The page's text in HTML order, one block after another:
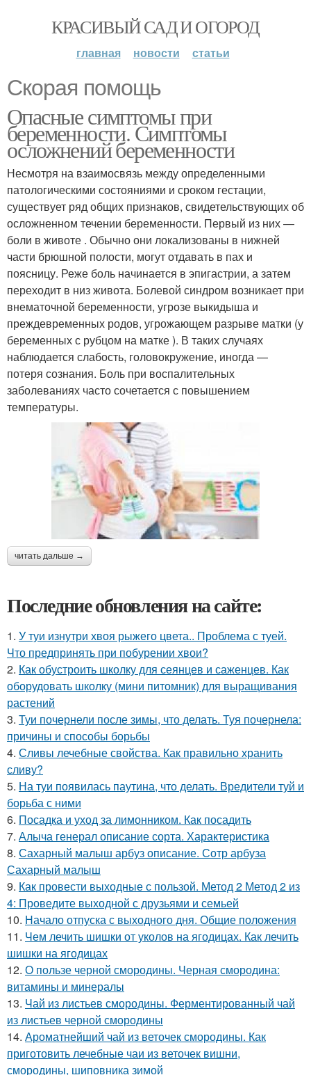
КРАСИВЫЙ САД И ОГОРОД
главная новости статьи
Скорая помощь
Опасные симптомы при
беременности. Симптомы
осложнений беременности
Несмотря на взаимосвязь между определенными
патологическими состояниями и сроком гестации,
существует ряд общих признаков, свидетельствующих об
осложненном течении беременности. Первый из них —
боли в животе . Обычно они локализованы в нижней
части брюшной полости, могут отдавать в пах и
поясницу. Реже боль начинается в эпигастрии, а затем
переходит в низ живота. Болевой синдром возникает при
внематочной беременности, угрозе выкидыша и
преждевременных родов, угрожающем разрыве матки (у
беременных с рубцом на матке ). В таких случаях
наблюдается слабость, головокружение, иногда —
потеря сознания. Боль при воспалительных
заболеваниях часто сочетается с повышением
температуры.
читать дальше →
Последние обновления на сайте:
1. У туи изнутри хвоя рыжего цвета.. Проблема с туей.
Что предпринять при побурении хвои?
2. Как обустроить школку для сеянцев и саженцев. Как
оборудовать школку (мини питомник) для выращивания
растений
3. Туи почернели после зимы, что делать. Туя почернела:
причины и способы борьбы
4. Сливы лечебные свойства. Как правильно хранить
сливу?
5. На туи появилась паутина, что делать. Вредители туй и
борьба с ними
6. Посадка и уход за лимонником. Как посадить
7. Алыча генерал описание сорта. Характеристика
8. Сахарный малыш арбуз описание. Сотр арбуза
Сахарный малыш
9. Как провести выходные с пользой. Метод 2 Метод 2 из
4: Проведите выходной с друзьями и семьей
10. Начало отпуска с выходного дня. Общие положения
11. Чем лечить шишки от уколов на ягодицах. Как лечить
шишки на ягодицах
12. О пользе черной смородины. Черная смородина:
витамины и минералы
13. Чай из листьев смородины. Ферментированный чай
из листьев черной смородины
14. Ароматнейший чай из веточек смородины. Как
приготовить лечебные чаи из веточек вишни,
смородины, шиповника зимой